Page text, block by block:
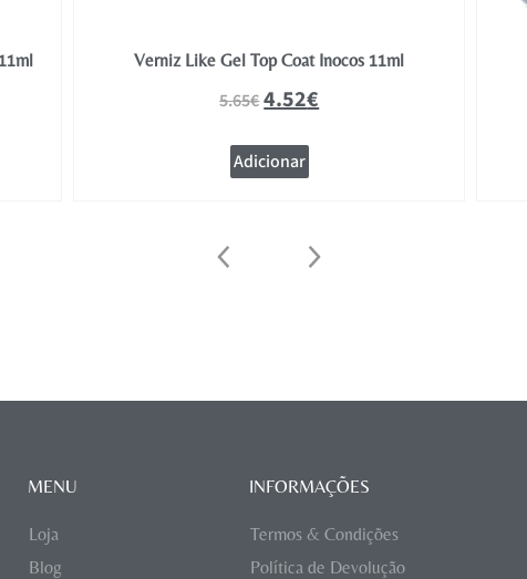
Verniz Like Gel Top Coat Inocos 11ml
5.65€4.52€
Adicionar
MENU
Loja
Blog
INFORMAÇÕES
Termos & Condições
Política de Devolução